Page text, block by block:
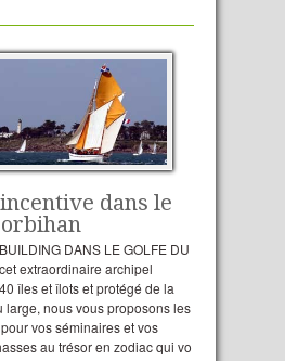
dans le
DANS LE GOLFE DU
extraordinaire archipel
îles et îlots et protégé de la
large, nous vous proposons les
vos séminaires et vos
au trésor en zodiac qui vo